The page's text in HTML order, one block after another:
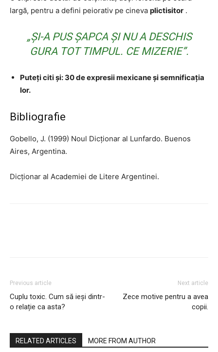
largă, pentru a defini peiorativ pe cineva plictisitor .
„ȘI-A PUS ȘAPCA ȘI NU A DESCHIS
GURA TOT TIMPUL. CE MIZERIE”.
Puteți citi și: 30 de expresii mexicane și semnificația
lor.
Bibliografie
Gobello, J. (1999) Noul Dicționar al Lunfardo. Buenos
Aires, Argentina.
Dicționar al Academiei de Litere Argentinei.
Previous article
Cuplu toxic. Cum să ieși dintr-
o relație ca asta?
Next article
Zece motive pentru a avea
copii.
RELATED ARTICLES MORE FROM AUTHOR